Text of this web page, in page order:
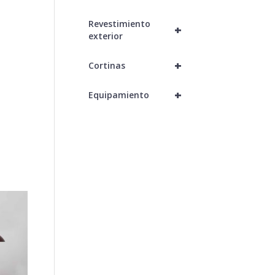
+
Revestimiento
exterior
+
Cortinas
+
Equipamiento